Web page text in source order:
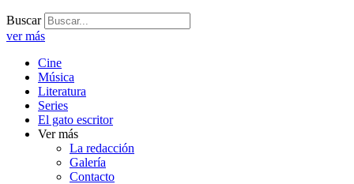
Buscar
ver más
Cine
Música
Literatura
Series
El gato escritor
Ver más
La redacción
Galería
Contacto